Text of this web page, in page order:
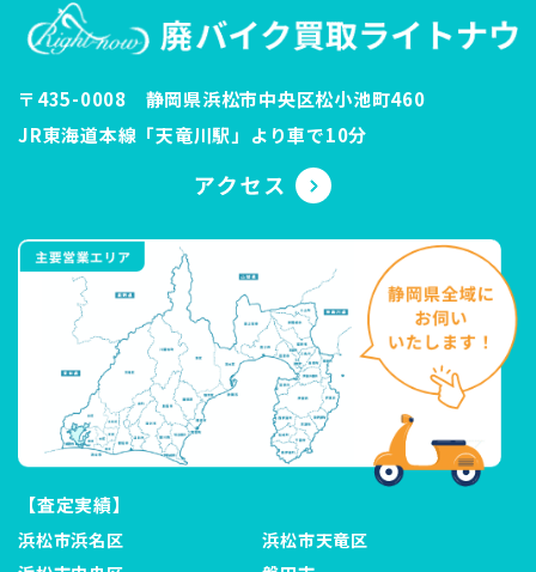
〒435-0008 静岡県浜松市中央区松小池町460
JR東海道本線「天竜川駅」より車で10分
【査定実績】
浜松市浜名区
浜松市天竜区